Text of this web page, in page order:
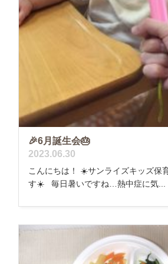
🎉6月誕生会🎂
2023.06.30
こんにちは！ ☀️サンライズキッズ
す☀️ 毎日暑いですね…熱中症に気...